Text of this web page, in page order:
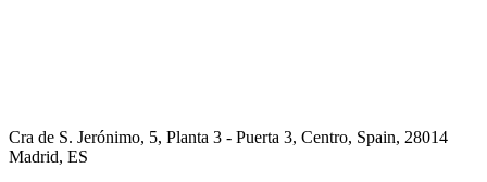
Cra de S. Jerónimo, 5, Planta 3 - Puerta 3, Centro, Spain, 28014
Madrid, ES